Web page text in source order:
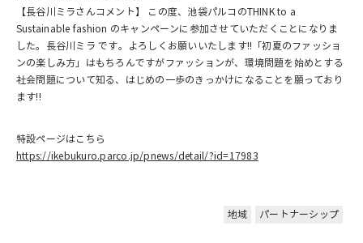
【長谷川ミラさんコメント】 この度、池袋パルコのTHINK to a
Sustainable fashion のキャンペーンに参加させていただくことになりま
した。長谷川ミラ です。よろしくお願いいたします!!「初夏のファッショ
ンの楽しみ方」はもちろんですがファッションが、環境問題を始めとする
社会問題について知る、はじめの一歩のきっかけになることを願っており
ます!!
特設ページはこちら
https://ikebukuro.parco.jp/pnews/detail/?id=17983
地域 パートナーシップ